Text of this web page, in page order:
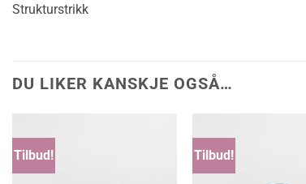
Strukturstrikk
DU LIKER KANSKJE OGSÅ…
Tilbud! Tilbud!